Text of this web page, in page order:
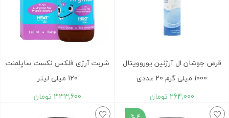
قرص جوشان ال آرژنين یوروویتال
1000 میلی گرم 20 عددی
264,000 تومان
شربت آرژی فلکس نکست ساپلمنت
120 میلی لیتر
333,600 تومان